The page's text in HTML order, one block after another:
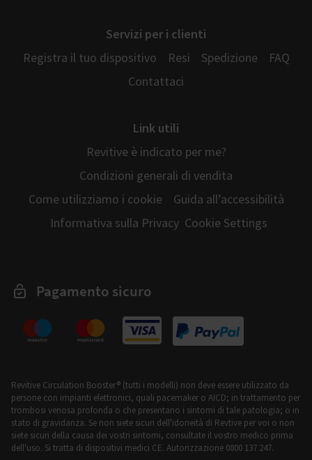
Servizi per i clienti
Registra il tuo dispositivo
Resi Spedizione
FAQ
Contattaci
Link utili
Revitive è indicato per me?
Condizioni generali di vendita
Come utilizziamo i cookie
Guida all’accessibilità
Informativa sulla Privacy Cookie Settings
Pagamento sicuro
Revitive Circulation Booster® (tutti i modelli) non deve essere utilizzato da
persone con impianti elettronici, quali pacemaker o AICD; in trattamento per
trombosi venosa profonda o che presentano i sintomi di tale patologia; o in
stato di gravidanza. Se non siete sicuri dell'idoneità di Revtive per voi o non
siete sicuri della causa dei vostri sintomi, consultate il vostro medico prima
dell'uso. Si tratta di dispositivi medici CE. Autorizzazione 0800 137 247.